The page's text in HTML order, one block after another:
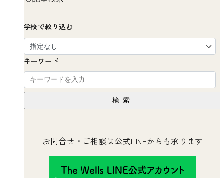
学校で絞り込む
キーワード
検索
お問合せ・ご相談は公式LINEからも承ります